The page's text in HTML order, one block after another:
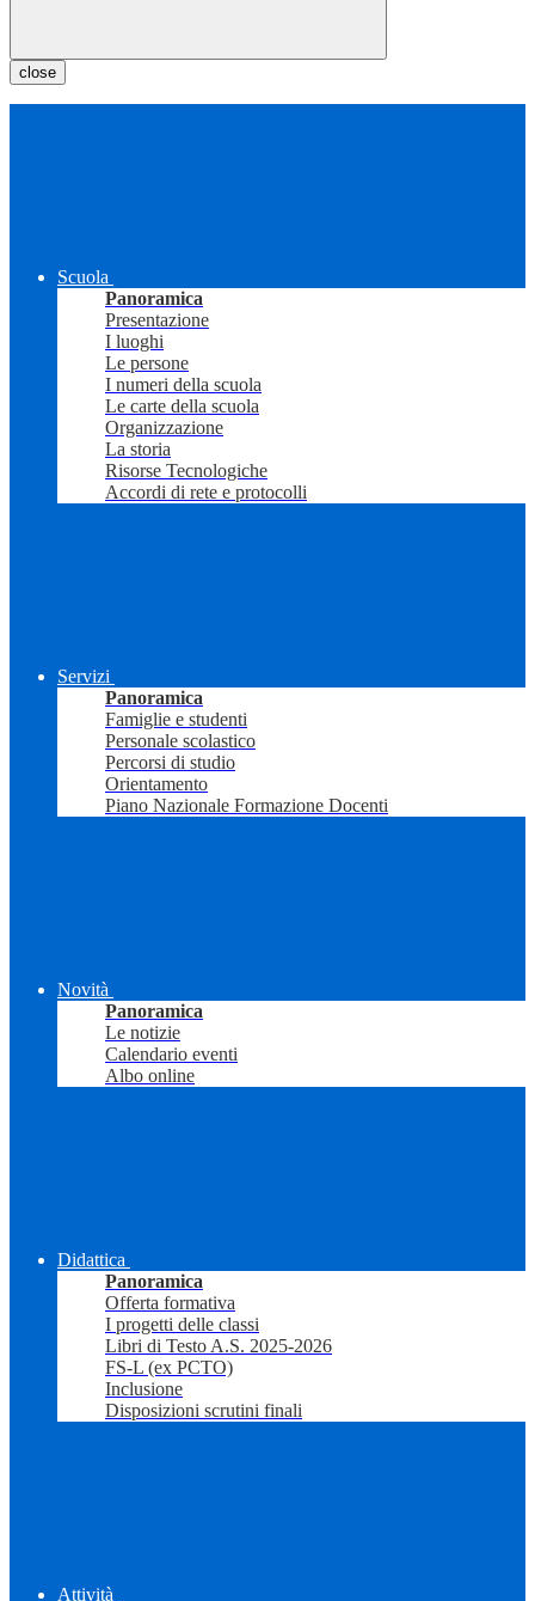
close
Scuola
Panoramica
Presentazione
I luoghi
Le persone
I numeri della scuola
Le carte della scuola
Organizzazione
La storia
Risorse Tecnologiche
Accordi di rete e protocolli
Servizi
Panoramica
Famiglie e studenti
Personale scolastico
Percorsi di studio
Orientamento
Piano Nazionale Formazione Docenti
Novità
Panoramica
Le notizie
Calendario eventi
Albo online
Didattica
Panoramica
Offerta formativa
I progetti delle classi
Libri di Testo A.S. 2025-2026
FS-L (ex PCTO)
Inclusione
Disposizioni scrutini finali
Attività